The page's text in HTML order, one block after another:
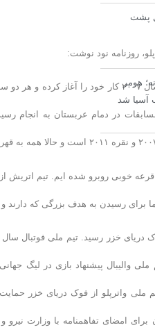
روزنامه نود نوشت:
سه دوره بوده است و سال ۲۰۱۱ هم مسابقات در
خوبی روبرو شده ایم. تیم اتریش
برای رسیدن به هدف بزرگی که دارند و
دریای خزر رسید. تیم ملی فوتبال
والیبال پیشنهاد بازی در لیگ
ملی واترپلو از فوک دریای خزر
برای امضای تفاهمنامه با وزارت
۵۰ متر کرال پشت
هومر